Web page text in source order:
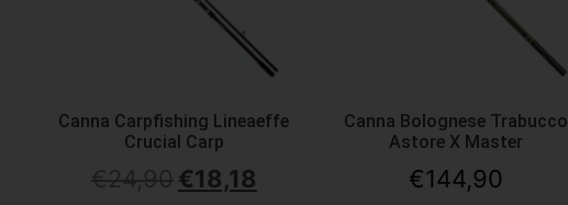
Canna Carpfishing Lineaeffe
Crucial Carp
€18,18
Canna Bolognese Trabucco
Astore X Master
€144,90